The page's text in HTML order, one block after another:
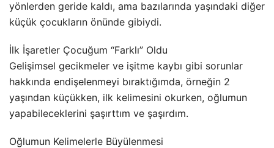
yönlerden geride kaldı, ama bazılarında yaşındaki diğer
küçük çocukların önünde gibiydi.
İlk İşaretler Çocuğum “Farklı” Oldu
Gelişimsel gecikmeler ve işitme kaybı gibi sorunlar
hakkında endişelenmeyi bıraktığımda, örneğin 2
yaşından küçükken, ilk kelimesini okurken, oğlumun
yapabileceklerini şaşırttım ve şaşırdım.
Oğlumun Kelimelerle Büyülenmesi